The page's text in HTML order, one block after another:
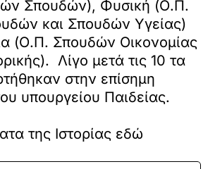
Σπουδών), Φυσική (Ο.Π.
και Σπουδών Υγείας)
(Ο.Π. Σπουδών Οικονομίας
Λίγο μετά τις 10 τα
στην επίσημη
υπουργείου Παιδείας.
της Ιστορίας εδώ